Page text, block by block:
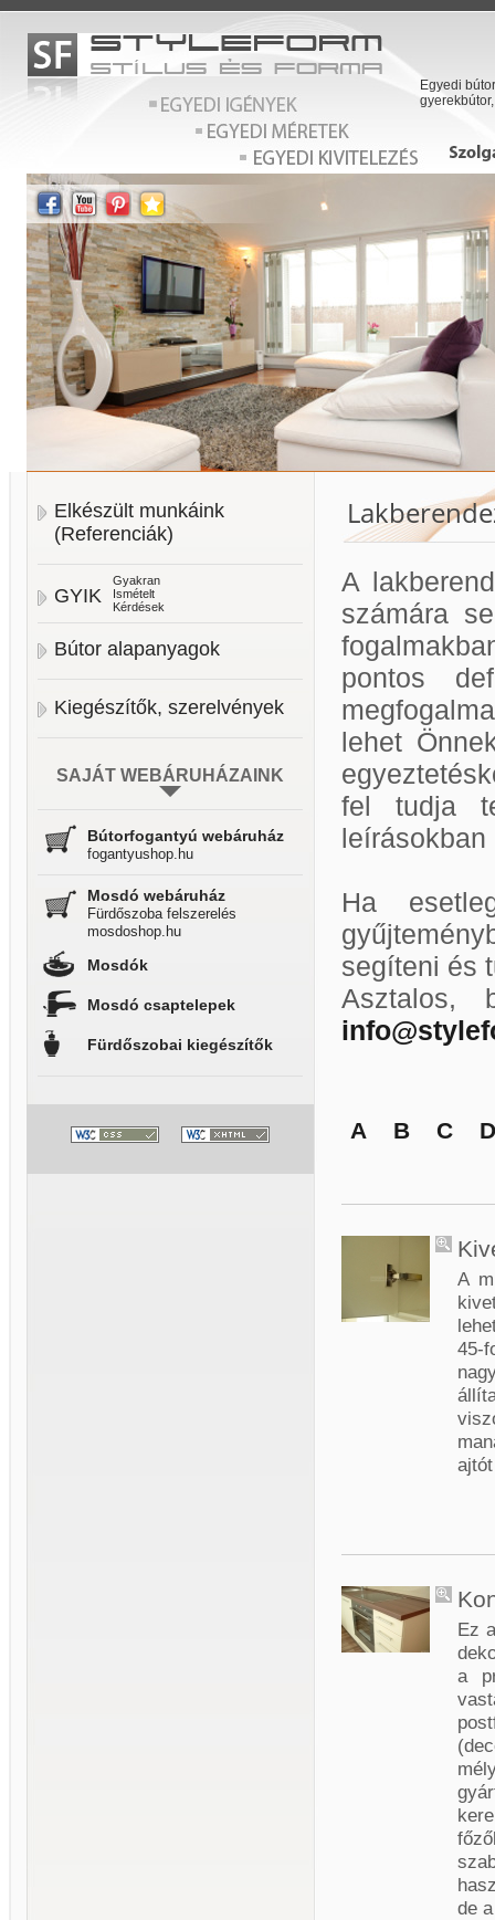
Egyedi
Elkészült munkáink
(Referenciák)
GYIK
Gyakran
Ismételt
Kérdések
Bútor alapanyagok
Kiegészítők, szerelvények
SAJÁT WEBÁRUHÁZAINK
Bútorfogantyú webáruház
fogantyushop.hu
Mosdó webáruház
Fürdőszoba felszerelés
mosdoshop.hu
Mosdók
Mosdó csaptelepek
Fürdőszobai kiegészítők
A
számára
pontos
lehet
fel tudja
Ha
segíteni és
Asztalos,
A B C D
A
45-
Ez
a
de